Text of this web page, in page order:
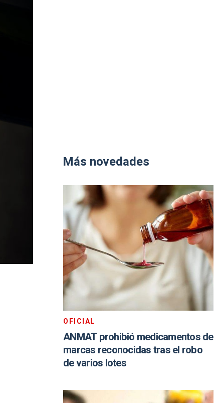
Más novedades
OFICIAL
ANMAT prohibió medicamentos de
marcas reconocidas tras el robo
de varios lotes